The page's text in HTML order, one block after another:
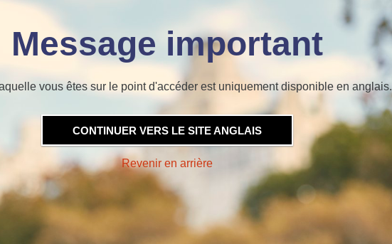
Message important
vous êtes sur le point d'accéder est uniquement disponible en anglais.
CONTINUER VERS LE SITE ANGLAIS
Revenir en arrière